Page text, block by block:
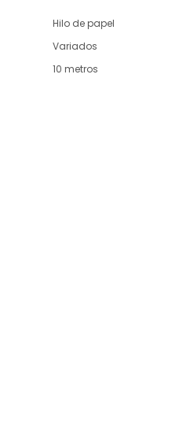
Hilo de papel
Variados
10 metros